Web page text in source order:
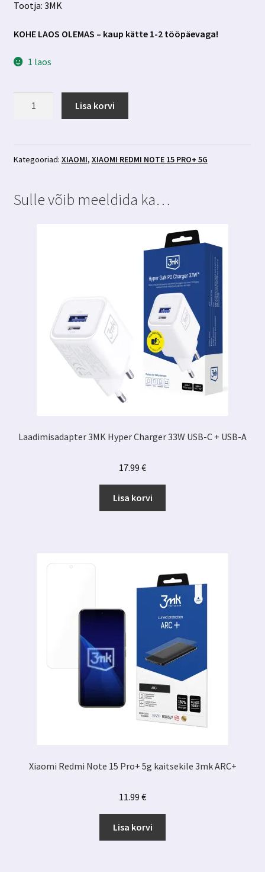
Tootja: 3MK
KOHE LAOS OLEMAS – kaup kätte 1-2 tööpäevaga!
1 laos
Pro+
põrutuskindel
Lisa korvi
Kategooriad: XIAOMI, XIAOMI REDMI NOTE 15 PRO+ 5G
Sulle võib meeldida ka…
Laadimisadapter 3MK Hyper Charger 33W USB-C + USB-A
17.99 €
Lisa korvi
Xiaomi Redmi Note 15 Pro+ 5g kaitsekile 3mk ARC+
11.99 €
Lisa korvi